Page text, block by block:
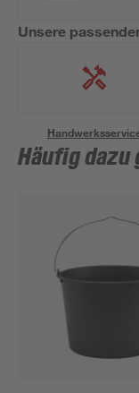
Unsere
Häufig